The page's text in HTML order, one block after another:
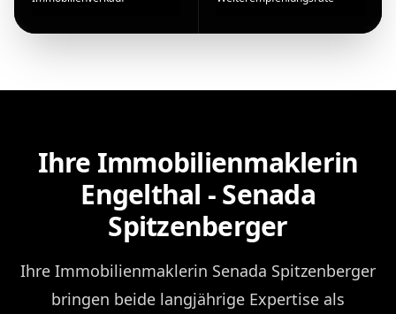
Ihre Immobilienmaklerin
Engelthal - Senada
Spitzenberger
Ihre Immobilienmaklerin Senada Spitzenberger
bringen beide langjährige Expertise als